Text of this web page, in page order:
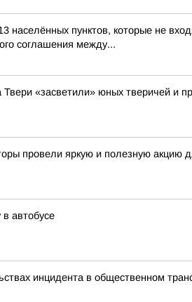
населённых пунктов, которые не
соглашения между...
Твери «засветили» юных тверичей и
провели яркую и полезную акцию
автобусе
инцидента в общественном